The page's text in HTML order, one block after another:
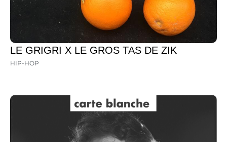
LE GRIGRI X LE GROS TAS DE ZIK
HIP-HOP